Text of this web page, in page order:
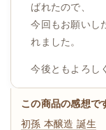
ばれたので、
今回もお願いし
れました。
今後ともよろし
この商品の感想で
初孫 本醸造 誕生